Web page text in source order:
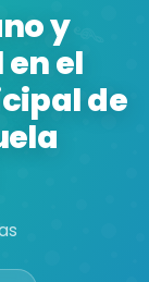
y
el
de